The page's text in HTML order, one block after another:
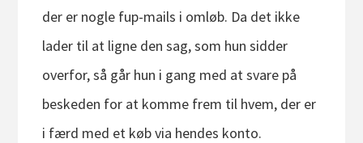
der er nogle fup-mails i omløb. Da det ikke
lader til at ligne den sag, som hun sidder
overfor, så går hun i gang med at svare på
beskeden for at komme frem til hvem, der er
i færd med et køb via hendes konto.